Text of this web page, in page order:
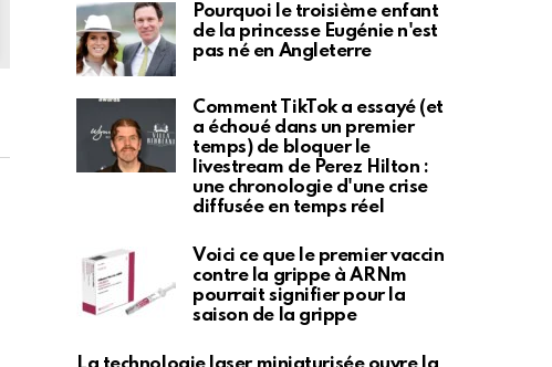
Pourquoi le troisième enfant
de la princesse Eugénie n'est
pas né en Angleterre
Comment TikTok a essayé (et
a échoué dans un premier
temps) de bloquer le
livestream de Perez Hilton :
une chronologie d'une crise
diffusée en temps réel
Voici ce que le premier vaccin
contre la grippe à ARNm
pourrait signifier pour la
saison de la grippe